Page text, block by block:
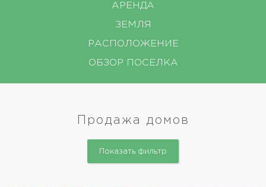
АРЕНДА
ЗЕМЛЯ
РАСПОЛОЖЕНИЕ
ОБЗОР ПОСЕЛКА
Продажа домов
Показать фильтр